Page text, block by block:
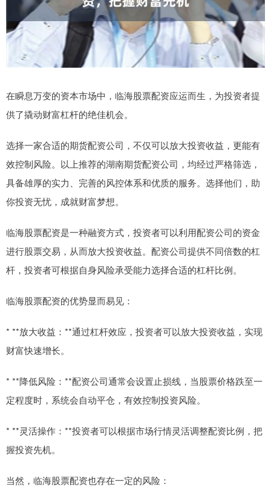
在瞬息万变的资本市场中，临海股票配资应运而生，为投资者提
供了撬动财富杠杆的绝佳机会。
选择一家合适的期货配资公司，不仅可以放大投资收益，更能有
效控制风险。以上推荐的湖南期货配资公司，均经过严格筛选，
具备雄厚的实力、完善的风控体系和优质的服务。选择他们，助
你投资无忧，成就财富梦想。
临海股票配资是一种融资方式，投资者可以利用配资公司的资金
进行股票交易，从而放大投资收益。配资公司提供不同倍数的杠
杆，投资者可根据自身风险承受能力选择合适的杠杆比例。
临海股票配资的优势显而易见：
* **放大收益：**通过杠杆效应，投资者可以放大投资收益，实现
财富快速增长。
* **降低风险：**配资公司通常会设置止损线，当股票价格跌至一
定程度时，系统会自动平仓，有效控制投资风险。
* **灵活操作：**投资者可以根据市场行情灵活调整配资比例，把
握投资先机。
当然，临海股票配资也存在一定的风险：